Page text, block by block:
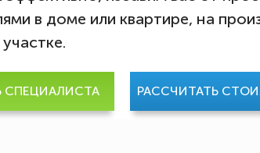
в доме или квартире, на
СПЕЦИАЛИСТА РАССЧИТАТЬ